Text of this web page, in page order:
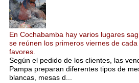
En Cochabamba hay varios lugares
se reúnen los primeros viernes de
favores.
Según el pedido de los clientes, las
Pampa preparan diferentes tipos de
blancas, mesas d...